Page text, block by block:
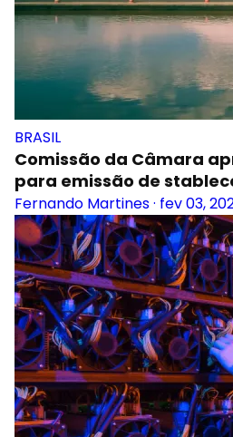
BRASIL
Comissão da Câmara
para emissão de
Fernando Martines· fev 03,